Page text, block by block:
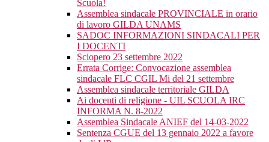
Scuola!
Assemblea sindacale PROVINCIALE in orario
di lavoro GILDA UNAMS
SADOC INFORMAZIONI SINDACALI PER
I DOCENTI
Sciopero 23 settembre 2022
Errata Corrige: Convocazione assemblea
sindacale FLC CGIL Mi del 21 settembre
Assemblea sindacale territoriale GILDA
Ai docenti di religione - UIL SCUOLA IRC
INFORMA N. 8-2022
Assemblea Sindacale ANIEF del 14-03-2022
Sentenza CGUE del 13 gennaio 2022 a favore